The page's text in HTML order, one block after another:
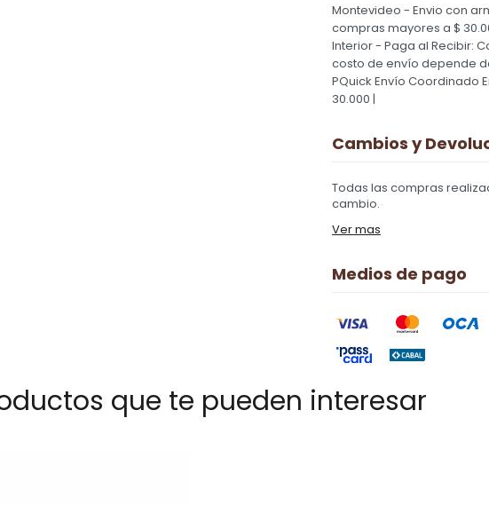
Montevideo - Envio con
compras mayores a $
Interior - Paga al Recibir:
costo de envío depende
PQuick Envío Coordinado
30.000 |
Cambios y
Todas las compras
cambio.
Ver mas
Medios de pago
que te pueden interesar